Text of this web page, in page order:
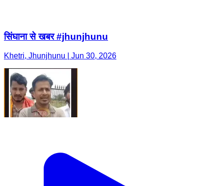
सिंघाना से खबर #jhunjhunu
Khetri, Jhunjhunu | Jun 30, 2026